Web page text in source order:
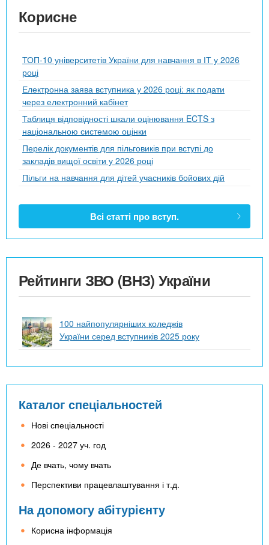
Корисне
ТОП-10 університетів України для навчання в ІТ у 2026
році
Електронна заява вступника у 2026 році: як подати
через електронний кабінет
Таблиця відповідності шкали оцінювання ECTS з
національною системою оцінки
Перелік документів для пільговиків при вступі до
закладів вищої освіти у 2026 році
Пільги на навчання для дітей учасників бойових дій
Всі статті про вступ.
Рейтинги ЗВО (ВНЗ) України
100 найпопулярніших коледжів
України серед вступників 2025 року
Каталог спеціальностей
Нові спеціальності
2026 - 2027 уч. год
Де вчать, чому вчать
Перспективи працевлаштування і т.д.
На допомогу абітурієнту
Корисна інформація